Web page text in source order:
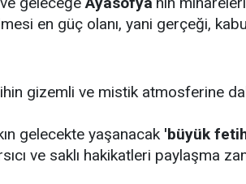
en güç olanı, yani gerçeği,
gizemli ve mistik atmosferine
gelecekte yaşanacak 'büyük
ve saklı hakikatleri paylaşma